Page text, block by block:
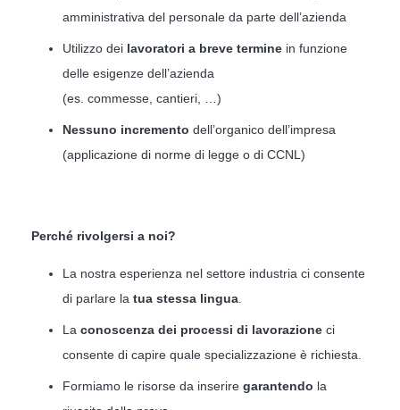
amministrativa del personale da parte dell’azienda
Utilizzo dei lavoratori a breve termine in funzione
delle esigenze dell’azienda
(es. commesse, cantieri, …)
Nessuno incremento dell’organico dell’impresa
(applicazione di norme di legge o di CCNL)
Perché rivolgersi a noi?
La nostra esperienza nel settore industria ci consente
di parlare la tua stessa lingua
La conoscenza dei processi di lavorazione ci
consente di capire quale specializzazione è richiesta.
Formiamo le risorse da inserire garantendo la